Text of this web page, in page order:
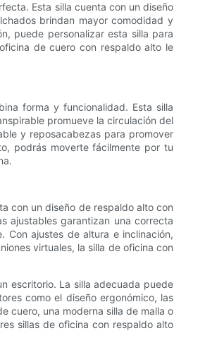
Esta silla cuenta con un diseño
brindan mayor comodidad y
puede personalizar esta silla para
de cuero con respaldo alto le
forma y funcionalidad. Esta silla
promueve la circulación del
y reposacabezas para promover
podrás moverte fácilmente por tu
con un diseño de respaldo alto con
ajustables garantizan una correcta
Con ajustes de altura e inclinación,
virtuales, la silla de oficina con
escritorio. La silla adecuada puede
como el diseño ergonómico, las
cuero, una moderna silla de malla o
sillas de oficina con respaldo alto